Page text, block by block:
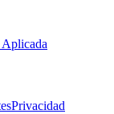
Privacidad